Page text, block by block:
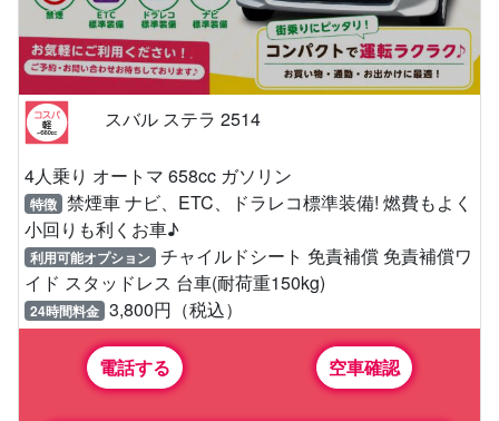
スバル ステラ 2514
4人乗り オートマ 658cc ガソリン
特徴 禁煙車 ナビ、ETC、ドラレコ標準装備! 燃費もよく
小回りも利くお車♪
利用可能オプション チャイルドシート 免責補償 免責補償ワ
イド スタッドレス 台車(耐荷重150kg)
24時間料金 3,800円（税込）
電話する 空車確認